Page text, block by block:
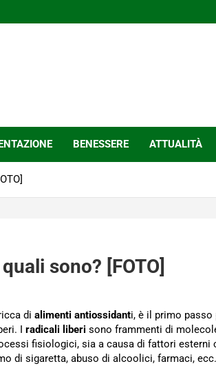
BENESSERE ATTUALITÀ
sono? [FOTO]
di alimenti antiossidanti, è il primo
I radicali liberi sono frammenti di
fisiologici, sia a causa di fattori
di sigaretta, abuso di alcoolici, farmaci,